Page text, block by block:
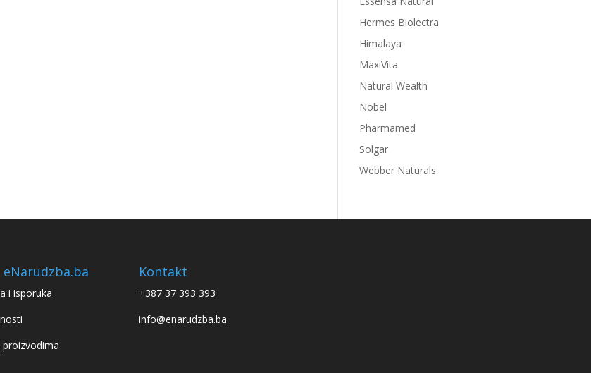
Hermes Biolectra
Himalaya
MaxiVita
Natural Wealth
Nobel
Pharmamed
Solgar
Webber Naturals
i isporuka
Kontakt
+387 37 393 393
info@enarudzba.ba